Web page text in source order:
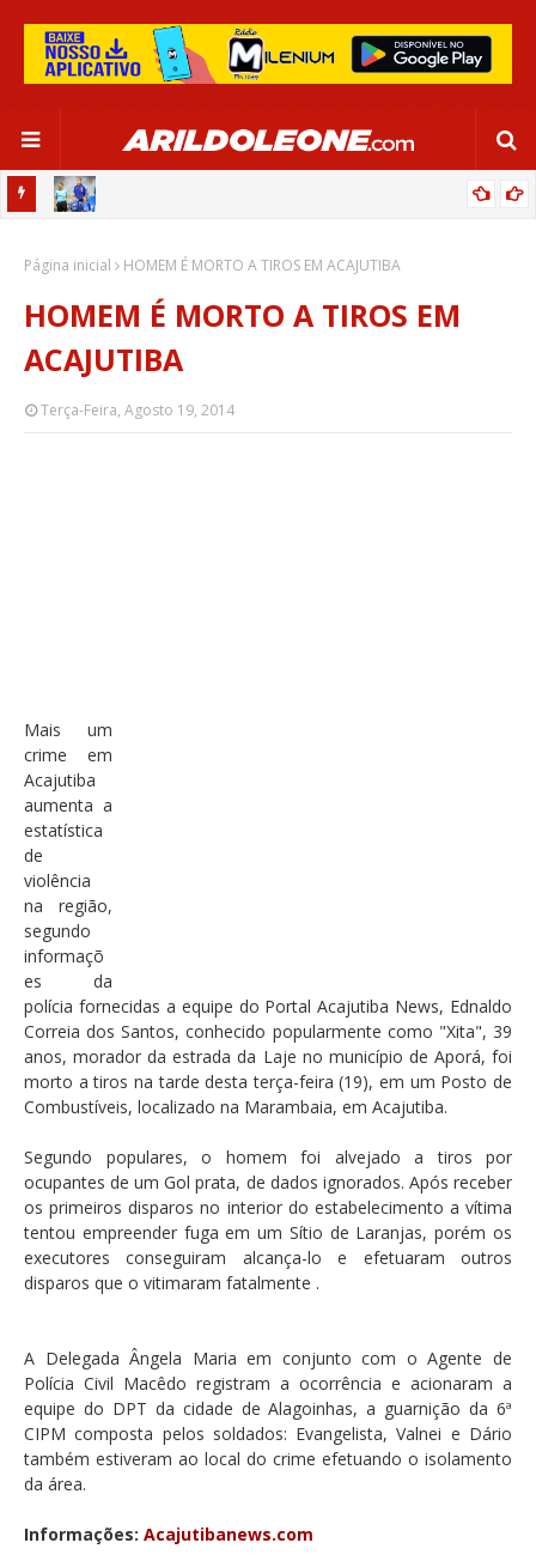
SALVADOR
Página inicial HOMEM É MORTO A TIROS EM ACAJUTIBA
HOMEM É MORTO A TIROS EM
ACAJUTIBA
Terça-Feira, Agosto 19, 2014
Mais um
crime em
Acajutiba
aumenta a
estatística
de
violência
na região,
segundo
informaçõ
es da
polícia fornecidas a equipe do Portal Acajutiba News, Ednaldo
Correia dos Santos, conhecido popularmente como "Xita", 39
anos, morador da estrada da Laje no município de Aporá, foi
morto a tiros na tarde desta terça-feira (19), em um Posto de
Combustíveis, localizado na Marambaia, em Acajutiba.
Segundo populares, o homem foi alvejado a tiros por
ocupantes de um Gol prata, de dados ignorados. Após receber
os primeiros disparos no interior do estabelecimento a vítima
tentou empreender fuga em um Sítio de Laranjas, porém os
executores conseguiram alcança-lo e efetuaram outros
disparos que o vitimaram fatalmente .
A Delegada Ângela Maria em conjunto com o Agente de
Polícia Civil Macêdo registram a ocorrência e acionaram a
equipe do DPT da cidade de Alagoinhas, a guarnição da 6ª
CIPM composta pelos soldados: Evangelista, Valnei e Dário
também estiveram ao local do crime efetuando o isolamento
da área.
Informações: Acajutibanews.com